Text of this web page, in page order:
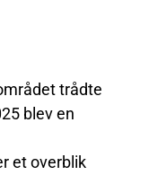
trådte
blev en
et overblik